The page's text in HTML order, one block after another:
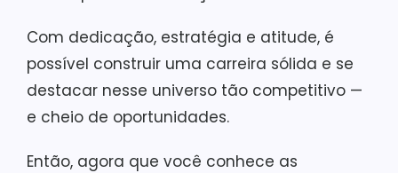
Com dedicação, estratégia e atitude, é
possível construir uma carreira sólida e se
destacar nesse universo tão competitivo —
e cheio de oportunidades.
Então, agora que você conhece as